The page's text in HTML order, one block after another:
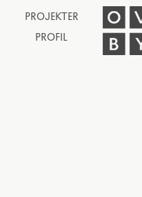
PROJEKTER
PROFIL